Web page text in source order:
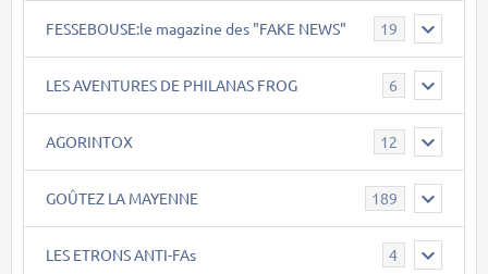
FESSEBOUSE:le magazine des "FAKE NEWS" 19
LES AVENTURES DE PHILANAS FROG 6
AGORINTOX 12
GOÛTEZ LA MAYENNE 189
LES ETRONS ANTI-FAs 4